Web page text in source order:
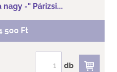
-" Párizsi...
500 Ft
db